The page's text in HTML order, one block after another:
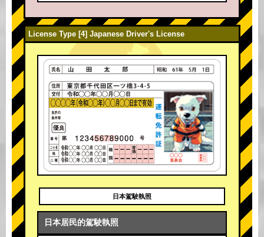
License Type [4] Japanese Driver's License
日本駕駛執照
日本居民的駕駛執照